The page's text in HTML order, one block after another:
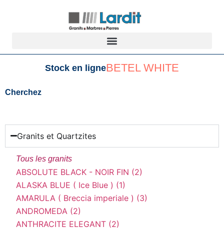
Stock en ligneBETEL WHITE
Cherchez
Granits et Quartzites
Tous les granits
ABSOLUTE BLACK - NOIR FIN (2)
ALASKA BLUE ( Ice Blue ) (1)
AMARULA ( Breccia imperiale ) (3)
ANDROMEDA (2)
ANTHRACITE ELEGANT (2)